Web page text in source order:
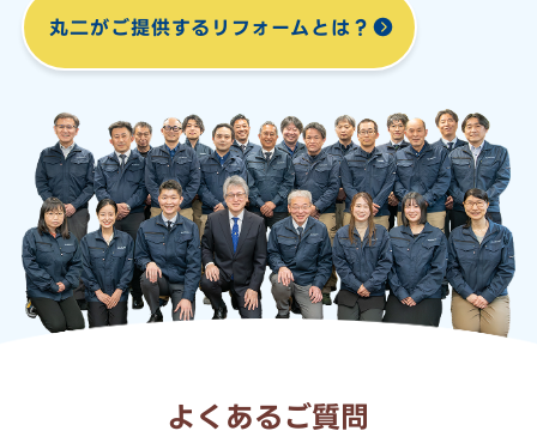
丸二がご提供する リフォームとは？
よくあるご質問